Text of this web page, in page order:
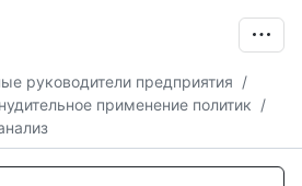
руководители предприятия /
применение политик /